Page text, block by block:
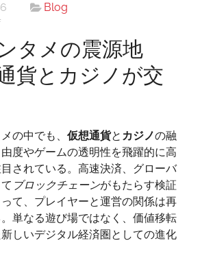
Blog
on
次
世
代
エ
メ
の
震
源
地
――
仮
タメの震源地
とカジノが交
の中でも、 仮想通貨と カジノの融
度やゲームの透明性を飛躍的に高
されている。高速決済、グローバ
ブロックチェーンがもたらす検証
て、プレイヤーと運営の関係は再
単なる遊び場ではなく、価値移転
しいデジタル経済圏としての進化